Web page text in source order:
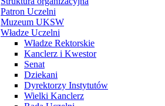
Patron Uczelni
Muzeum UKSW
Władze Uczelni
Władze Rektorskie
Kanclerz i Kwestor
Senat
Dziekani
Dyrektorzy Instytutów
Wielki Kanclerz